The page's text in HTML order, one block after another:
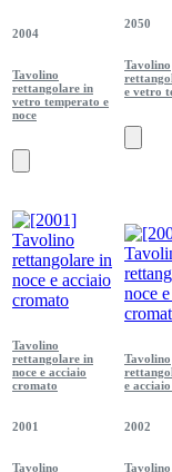
2004
Tavolino
rettangolare in
vetro temperato e
noce
2050
Tavolino
e vetro
Tavolino
rettangolare in
noce e acciaio
cromato
2001
Tavolino
Tavolino
e
2002
Tavolino